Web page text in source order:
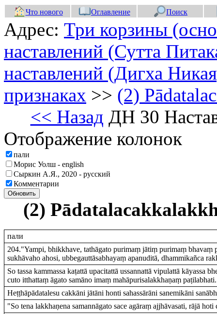
Что нового Оглавление Поиск
Адрес: Три корзины
наставлений (Сутта
наставлений (Дигха
признаках >> (2)
<< Назад ДН 30
Отображение колонок
пали
Морис Уолш - english
Сыркин А.Я., 2020 - русский
Комментарии
Обновить
(2)
пали
204."Yampi, bhikkhave, tathāgato purimaṃ jātiṃ purimaṃ bhavaṃ
sukhāvaho ahosi, ubbegauttāsabhayaṃ apanuditā, dhammikañca
So tassa kammassa kaṭattā upacitattā ussannattā vipulattā kāyassa
cuto itthattaṃ āgato samāno imaṃ mahāpurisalakkhaṇaṃ paṭilabhati.
Heṭṭhāpādatalesu cakkāni jātāni honti sahassārāni sanemikāni
"So tena lakkhaṇena samannāgato sace agāraṃ ajjhāvasati, rājā